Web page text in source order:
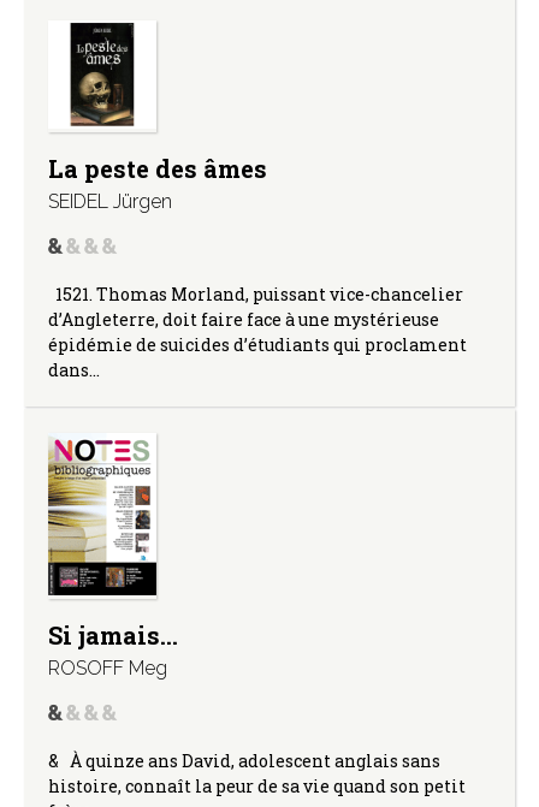
La peste des âmes
SEIDEL Jürgen
1521. Thomas Morland, puissant vice-chancelier
d’Angleterre, doit faire face à une mystérieuse
épidémie de suicides d’étudiants qui proclament
dans…
Si jamais…
ROSOFF Meg
& À quinze ans David, adolescent anglais sans
histoire, connaît la peur de sa vie quand son petit